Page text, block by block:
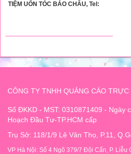
TIỆM UỐN TÓC BẢO CHÂU, Tel:
CÔNG TY TNHH QUẢNG CÁO TRỰC
Số ĐKKD - MST: 0310871409 - Ngày
Hoạch Đầu Tư-TP.HCM cấp
Trụ Sở: 118/1/9 Lê Văn Thọ, P.11,
VP Hà Nội: Số 4 Ngõ 379/7 Đội Cấn, P. Liễu